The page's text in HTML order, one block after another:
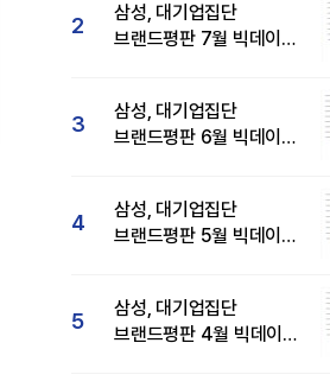
2
삼성, 대기업집단
브랜드평판 7월 빅데이터
3
삼성, 대기업집단
브랜드평판 6월 빅데이터
4
삼성, 대기업집단
브랜드평판 5월 빅데이터
5
삼성, 대기업집단
브랜드평판 4월 빅데이터